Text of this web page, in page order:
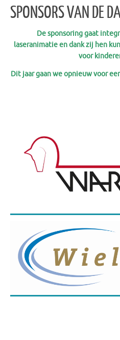
SPONSORS VAN DE
De sponsoring gaat
laseranimatieen dankzij hen
voor
Dit jaar gaan we opnieuw voor